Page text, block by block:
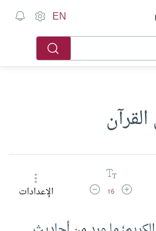
EN
زيادة حجم الخط
16 تقليل حجم الخطالإعدادات